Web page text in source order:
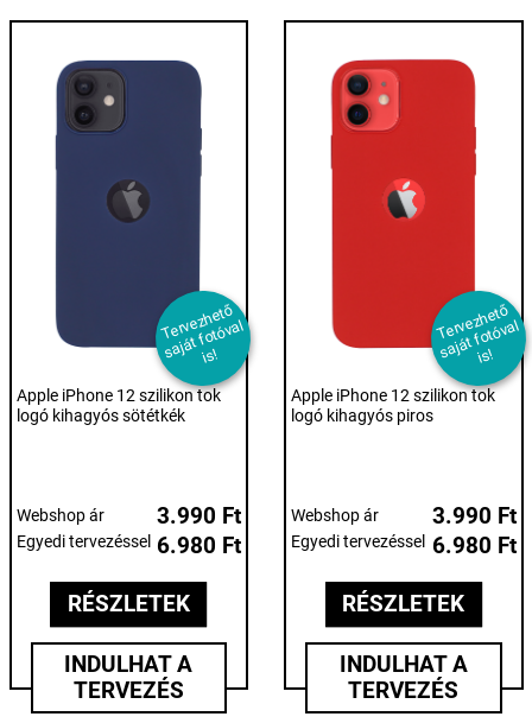
T
er
v
e
z
h
et
ő
s
aj
át f
ot
ó
v
al
i
s!
Apple iPhone 12 szilikon tok
logó kihagyós sötétkék
Webshop ár 3.990 Ft
Egyedi tervezéssel 6.980 Ft
RÉSZLETEK
INDULHAT A
TERVEZÉS
T
er
v
e
z
h
et
ő
s
aj
át f
ot
ó
v
al
i
s!
Apple iPhone 12 szilikon tok
logó kihagyós piros
Webshop ár 3.990 Ft
Egyedi tervezéssel 6.980 Ft
RÉSZLETEK
INDULHAT A
TERVEZÉS